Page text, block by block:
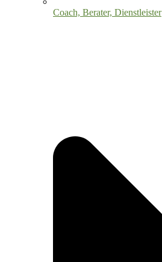
Coach, Berater, Dienstleister